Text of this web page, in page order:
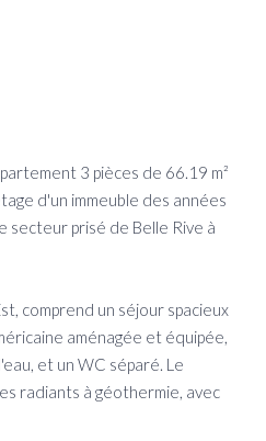
CLIENTS3 pièces de 66.19 m²
d'un immeuble des années
secteur prisé de Belle Rive à
comprend un séjour spacieux
aménagée et équipée,
et un WC séparé. Le
radiants à géothermie, avec